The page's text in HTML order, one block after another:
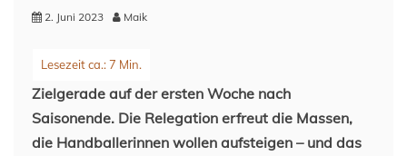
2. Juni 2023 Maik
Zielgerade auf der ersten Woche nach
Saisonende. Die Relegation erfreut die Massen,
die Handballerinnen wollen aufsteigen – und das